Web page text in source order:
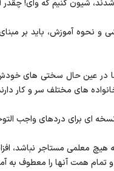
شیون کنیم که وای! چقدر
و نحوه آموزش، باید بر
در عین حال سختی های
های مختلف سر و کار
ای برای دردهای واجب
معلمی مستاجر نباشد،
و تمام همت آنها را معطوف